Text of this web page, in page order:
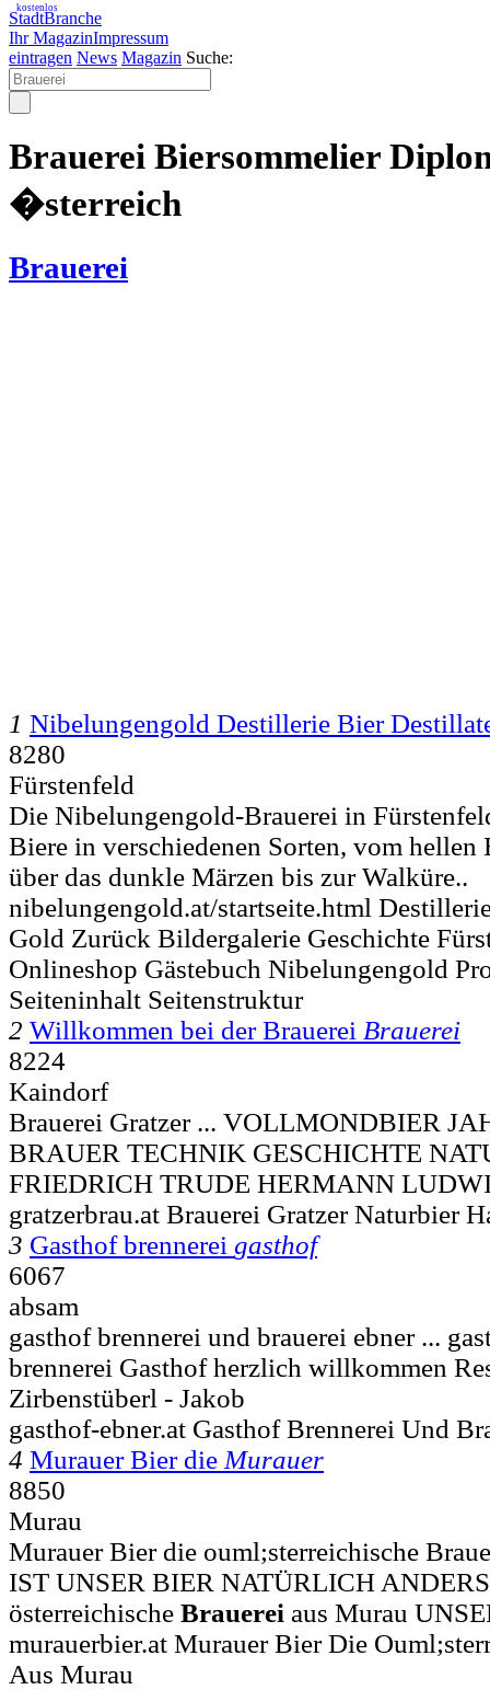
StadtBranche
Ihr MagazinImpressum
kostenlos
eintragen News Magazin Suche:
Brauerei Biersommelier
�sterreich
Brauerei
1 Nibelungengold Destillerie Bier
8280
Fürstenfeld
Die Nibelungengold-Brauerei in
Biere in verschiedenen Sorten, vom
über das dunkle Märzen bis zur Walküre..
nibelungengold.at/startseite.html
Gold Zurück Bildergalerie Geschichte
Onlineshop Gästebuch Nibelungengold
Seiteninhalt Seitenstruktur
2 Willkommen bei der Brauerei Brauerei
8224
Kaindorf
Brauerei Gratzer ... VOLLMONDBIER
BRAUER TECHNIK GESCHICHTE
FRIEDRICH TRUDE HERMANN
gratzerbrau.at Brauerei Gratzer Naturbier
3 Gasthof brennerei gasthof
6067
absam
gasthof brennerei und brauerei ebner ...
brennerei Gasthof herzlich willkommen
Zirbenstüberl - Jakob
gasthof-ebner.at Gasthof Brennerei Und
4 Murauer Bier die Murauer
8850
Murau
Murauer Bier die ouml;sterreichische
IST UNSER BIER NATÜRLICH
österreichische Brauerei aus Murau
murauerbier.at Murauer Bier Die
Aus Murau